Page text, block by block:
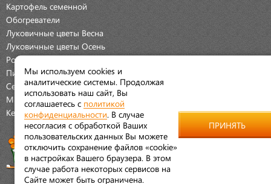
Картофель семенной
Обогреватели
Луковичные цветы Весна
Луковичные цветы Осень
Розы
Пионы
Семена Овощей
Мраморная крошка
Керамические наборы
Мы используем cookies и
аналитические системы. Продолжая
использовать наш сайт, Вы
соглашаетесь с политикой
конфиденциальности . В случае
несогласия с обработкой Ваших
пользовательских данных Вы можете
отключить сохранение файлов «cookie»
в настройках Вашего браузера. В этом
случае работа некоторых сервисов на
Сайте может быть ограничена.
ПРИНЯТЬ